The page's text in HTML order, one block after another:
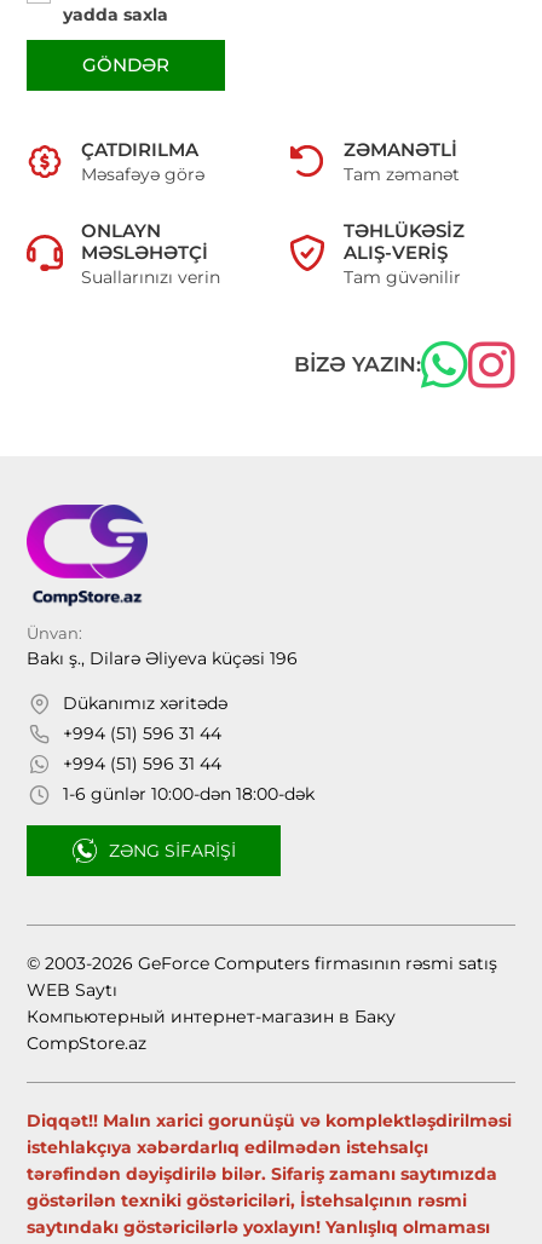
yadda saxla
GÖNDƏR
ÇATDIRILMA
Məsafəyə görə
ZƏMANƏTLI
Tam zəmanət
ONLAYN
MƏSLƏHƏTÇI
Suallarınızı verin
TƏHLÜKƏSIZ
ALIŞ-VERIŞ
Tam güvənilir
BIZƏ YAZIN:
Ünvan:
Bakı ş., Dilarə Əliyeva küçəsi 196
Dükanımız xəritədə
+994 (51) 596 31 44
+994 (51) 596 31 44
1-6 günlər 10:00-dən 18:00-dək
ZƏNG SIFARIŞI
© 2003-2026 GeForce Computers firmasının rəsmi satış
WEB Saytı
Компьютерный интернет-магазин в Баку
CompStore.az
Diqqət!! Malın xarici gorunüşü və komplektləşdirilməsi
istehlakçıya xəbərdarlıq edilmədən istehsalçı
tərəfindən dəyişdirilə bilər. Sifariş zamanı saytımızda
göstərilən texniki göstəriciləri, İstehsalçının rəsmi
saytındakı göstəricilərlə yoxlayın! Yanlışlıq olmaması